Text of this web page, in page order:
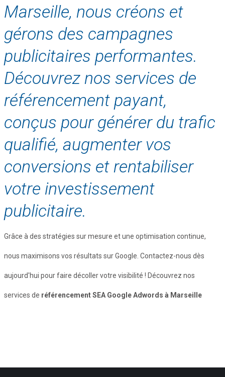
Marseille, nous créons et
gérons des campagnes
publicitaires performantes.
Découvrez nos services de
référencement payant,
conçus pour générer du trafic
qualifié, augmenter vos
conversions et rentabiliser
votre investissement
publicitaire.
Grâce à des stratégies sur mesure et une optimisation continue,
nous maximisons vos résultats sur Google. Contactez-nous dès
aujourd'hui pour faire décoller votre visibilité ! Découvrez nos
services de référencement SEA Google Adwords à Marseille